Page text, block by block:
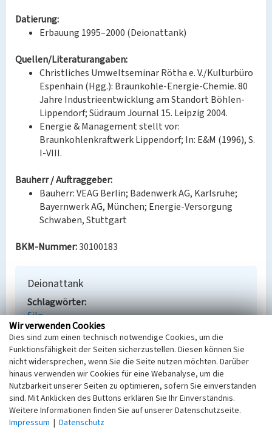
Datierung:
Erbauung 1995–2000 (Deionattank)
Quellen/Literaturangaben:
Christliches Umweltseminar Rötha e. V./Kulturbüro
Espenhain (Hgg.): Braunkohle-Energie-Chemie. 80
Jahre Industrieentwicklung am Standort Böhlen-
Lippendorf; Südraum Journal 15. Leipzig 2004.
Energie & Management stellt vor:
Braunkohlenkraftwerk Lippendorf; In: E&M (1996), S.
I-VIII.
Bauherr / Auftraggeber:
Bauherr: VEAG Berlin; Badenwerk AG, Karlsruhe;
Bayernwerk AG, München; Energie-Versorgung
Schwaben, Stuttgart
BKM-Nummer:30100183
Deionattank
Schlagwörter
Silo
Ort
Lippendorf
Fachsicht(en)
Denkmalpflege
Erfassungsmaßstab
Keine Angabe
Erfassungsmethode
Übernahme aus externer Fachdatenbank
Wir verwenden Cookies
Dies sind zum einen technisch notwendige Cookies, um die
Funktionsfähigkeit der Seiten sicherzustellen. Diesen können Sie
nicht widersprechen, wenn Sie die Seite nutzen möchten. Darüber
hinaus verwenden wir Cookies für eine Webanalyse, um die
Nutzbarkeit unserer Seiten zu optimieren, sofern Sie einverstanden
sind. Mit Anklicken des Buttons erklären Sie Ihr Einverständnis.
Weitere Informationen finden Sie auf unserer Datenschutzseite.
Impressum | Datenschutz